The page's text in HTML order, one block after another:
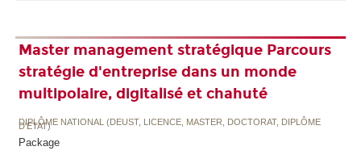
Master management stratégique Parcours
stratégie d'entreprise dans un monde
multipolaire, digitalisé et chahuté
DIPLÔME NATIONAL (DEUST, LICENCE, MASTER, DOCTORAT, DIPLÔME
D'ETAT)
Package